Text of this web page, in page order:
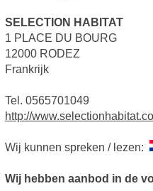
SELECTION HABITAT
1 PLACE DU BOURG
12000 RODEZ
Frankrijk
Tel. 0565701049
http://
Wij kunnen spreken / lezen:
Wij hebben aanbod in de